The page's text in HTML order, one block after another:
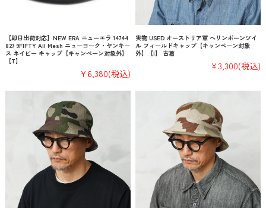
【即日出荷対応】NEW ERA ニューエラ 14744
827 9FIFTY All Mesh ニューヨーク・ヤンキー
ス ネイビー キャップ【キャンペーン対象外】
【T】
¥6,380(税込)
実物 USED オーストリア軍 へリンボーンツイ
ル フィールドキャップ【キャンペーン対象
外】【I】 古着
¥3,300(税込)